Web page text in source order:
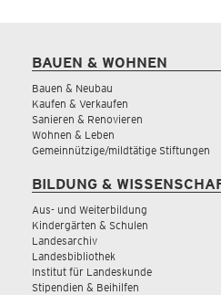
BAUEN & WOHNEN
Bauen & Neubau
Kaufen & Verkaufen
Sanieren & Renovieren
Wohnen & Leben
Gemeinnützige/mildtätige Stiftungen
BILDUNG &
Aus- und Weiterbildung
Kindergärten & Schulen
Landesarchiv
Landesbibliothek
Institut für Landeskunde
Stipendien & Beihilfen